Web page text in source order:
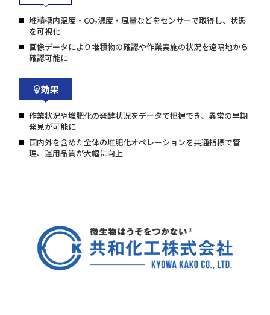
堆積槽内温度・CO₂濃度・風量などをセンサーで取得し、状態
を可視化
画像データにより堆積物の確認や作業実施の状況を遠隔地から
確認可能に
効果
作業状況や堆肥化の発酵状況をデータで把握でき、異常の早期
発見が可能に
国内外を含めた全体の堆肥化オペレーションを共通指標で管
理、運用品質が大幅に向上